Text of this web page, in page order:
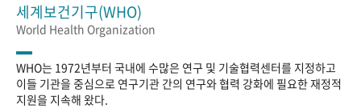
세계보건기구(WHO)
World Health Organization
WHO는 1972년부터 국내에 수많은 연구 및 기술협력센터를 지정하고
이들 기관을 중심으로 연구기관 간의 연구와 협력 강화에 필요한 재정적
지원을 지속해 왔다.